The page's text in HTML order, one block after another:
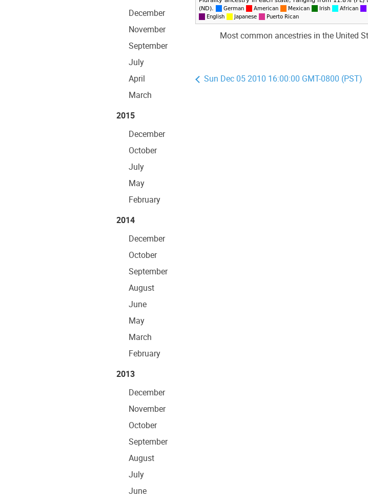
December
November
September
July
April
March
2015
December
October
July
May
February
2014
December
October
September
August
June
May
March
February
2013
December
November
October
September
August
July
June
Most common ancestries in the United
Sun Dec 05 2010 16:00:00 GMT-0800 (PST)